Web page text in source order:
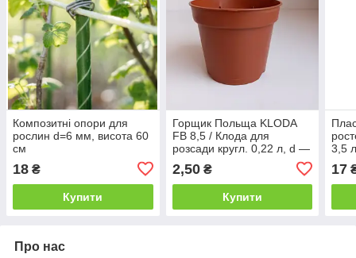
Композитні опори для
рослин d=6 мм, висота 60
см
18 ₴
Купити
Горщик Польща KLODA
FB 8,5 / Клода для
розсади кругл. 0,22 л, d —
8,3 см, h — 6,6 см теракот
2,50₴
Купити
3,5
17
Про нас